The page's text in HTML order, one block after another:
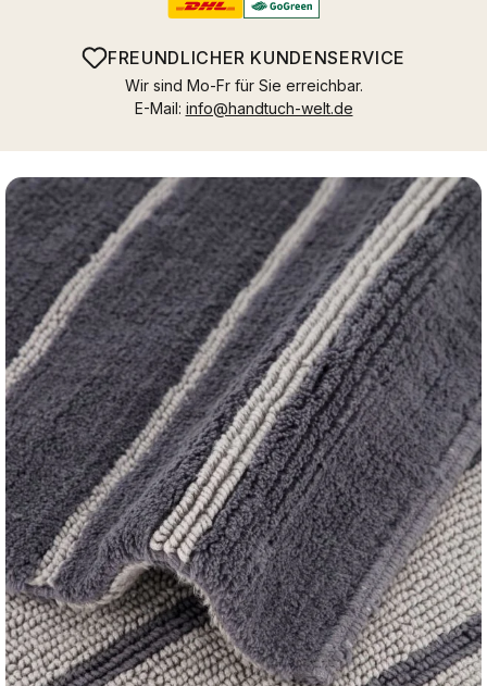
FREUNDLICHER KUNDENSERVICE
Wir sind Mo-Fr für Sie erreichbar.
E-Mail: info@handtuch-welt.de